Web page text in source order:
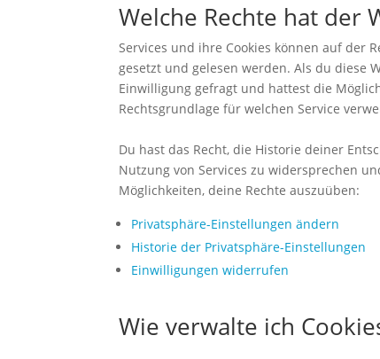
Welche Rechte hat der
Services und ihre Cookies können auf der
gesetzt und gelesen werden. Als du diese
Einwilligung gefragt und hattest die
Rechtsgrundlage für welchen Service
Du hast das Recht, die Historie deiner
Nutzung von Services zu widersprechen
Möglichkeiten, deine Rechte auszuüben:
Privatsphäre-Einstellungen ändern
Historie der Privatsphäre-Einstellungen
Einwilligungen widerrufen
Wie verwalte ich